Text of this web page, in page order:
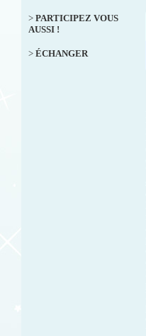
> PARTICIPEZ VOUS
AUSSI !
> ÉCHANGER